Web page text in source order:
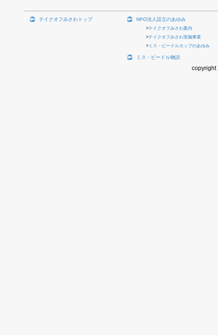
テイクオフみさわトップ NPO法人設立のあゆみ
テイクオフみさわ案内
テイクオフみさわ実施事業
ミス・ビードルカップのあゆみ
ミス・ビードル物語
copyright